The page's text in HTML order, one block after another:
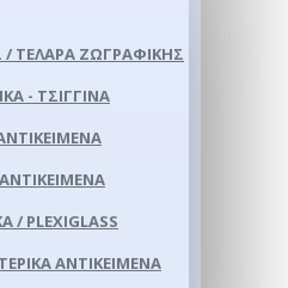
ΤΕΛΆΡΑ ΖΩΓΡΑΦΙΚΉΣ
- ΤΣΊΓΓΙΝΑ
/ PLEXIGLASS
ΑΝΤΙΚΕΊΜΕΝΑ